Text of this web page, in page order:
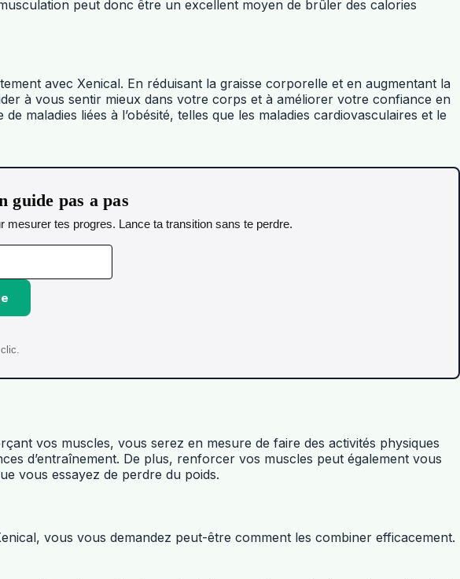
peut donc être un excellent moyen de brûler des calories
avec Xenical. En réduisant la graisse corporelle et en augmentant la
à vous sentir mieux dans votre corps et à améliorer votre confiance en
maladies liées à l’obésité, telles que les maladies cardiovasculaires et le
guide pas a pas
tes progres. Lance ta transition sans te perdre.
vos muscles, vous serez en mesure de faire des activités physiques
d’entraînement. De plus, renforcer vos muscles peut également vous
vous essayez de perdre du poids.
vous vous demandez peut-être comment les combiner efficacement.